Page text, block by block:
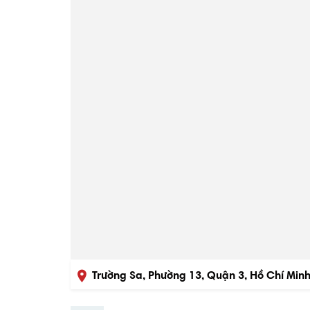
Trường Sa, Phường 13, Quận 3, Hồ Chí Minh